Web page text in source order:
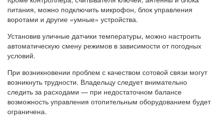
питания, можно подключить микрофон, блок управления
воротами и другие «умные» устройства.
Установив уличные датчики температуры, можно настроить
автоматическую смену режимов в зависимости от погодных
условий.
При возникновении проблем с качеством сотовой связи могут
возникнуть трудности. Владельцу следует внимательно
следить за расходами — при недостаточном балансе
возможность управления отопительным оборудованием будет
ограничена.